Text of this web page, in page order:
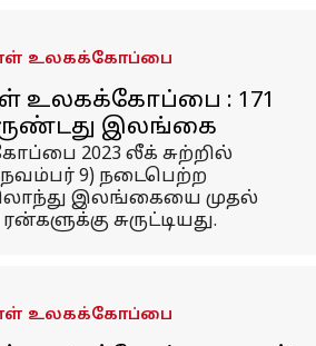
உலகக்கோப்பை
உலகக்கோப்பை : 171
இலங்கை
2023 லீக் சுற்றில்
9) நடைபெற்ற
இலங்கையை முதல்
சுருட்டியது.
உலகக்கோப்பை